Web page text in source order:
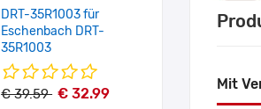
DRT-35R1003 für
Eschenbach DRT-
35R1003
€ 39.59 € 32.99
Mit